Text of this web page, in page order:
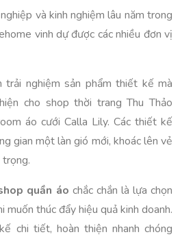
và kinh nghiệm lâu năm trong
vinh dự được các nhiều đơn vị
trải nghiệm sản phẩm thiết kế mà
cho shop thời trang Thu Thảo
áo cưới Calla Lily. Các thiết kế
gian một làn gió mới, khoác lên vẻ
quần áo chắc chắn là lựa chọn
muốn thúc đẩy hiệu quả kinh doanh.
chi tiết, hoàn thiện nhanh chóng